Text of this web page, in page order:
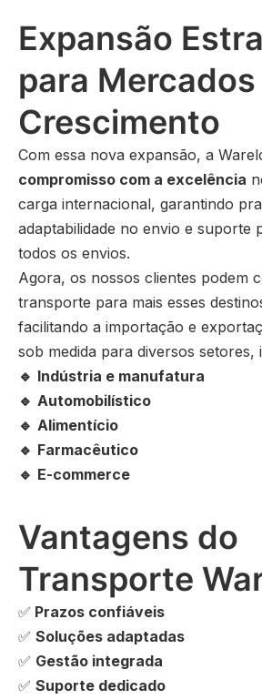
Expansão
para Mercados
Crescimento
Com essa nova expansão, a
compromisso com a excelência
carga internacional, garantindo
adaptabilidade no envio e suporte
todos os envios.
Agora, os nossos clientes podem
transporte para mais esses
facilitando a importação e
sob medida para diversos setores,
🔹 Indústria e manufatura
🔹 Automobilístico
🔹 Alimentício
🔹 Farmacêutico
🔹 E-commerce
Vantagens do
Transporte
✅ Prazos confiáveis
✅ Soluções adaptadas
✅ Gestão integrada
✅ Suporte dedicado